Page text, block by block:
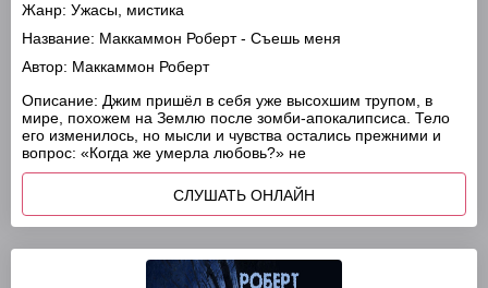
Жанр: Ужасы, мистика
Название: Маккаммон Роберт - Съешь меня
Автор: Маккаммон Роберт
Описание: Джим пришёл в себя уже высохшим трупом, в
мире, похожем на Землю после зомби-апокалипсиса. Тело
его изменилось, но мысли и чувства остались прежними и
вопрос: «Когда же умерла любовь?» не
СЛУШАТЬ ОНЛАЙН